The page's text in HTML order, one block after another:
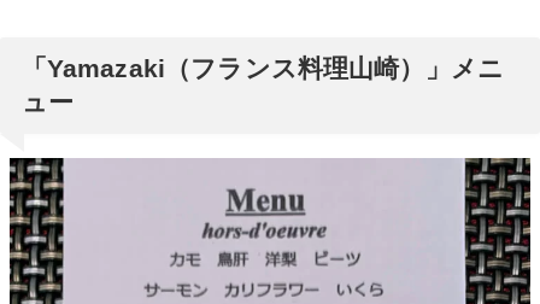
「Yamazaki（フランス料理山崎）」メニ
ュー